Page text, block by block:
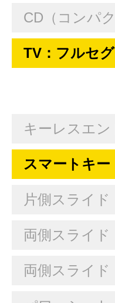
CD（コンパ
TV：フルセグ
キーレスエン
スマートキー
片側スライド
両側スライド
両側スライド